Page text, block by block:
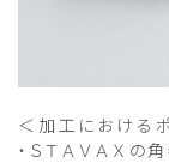
＜加工における
・ＳＴＡＶＡＸ